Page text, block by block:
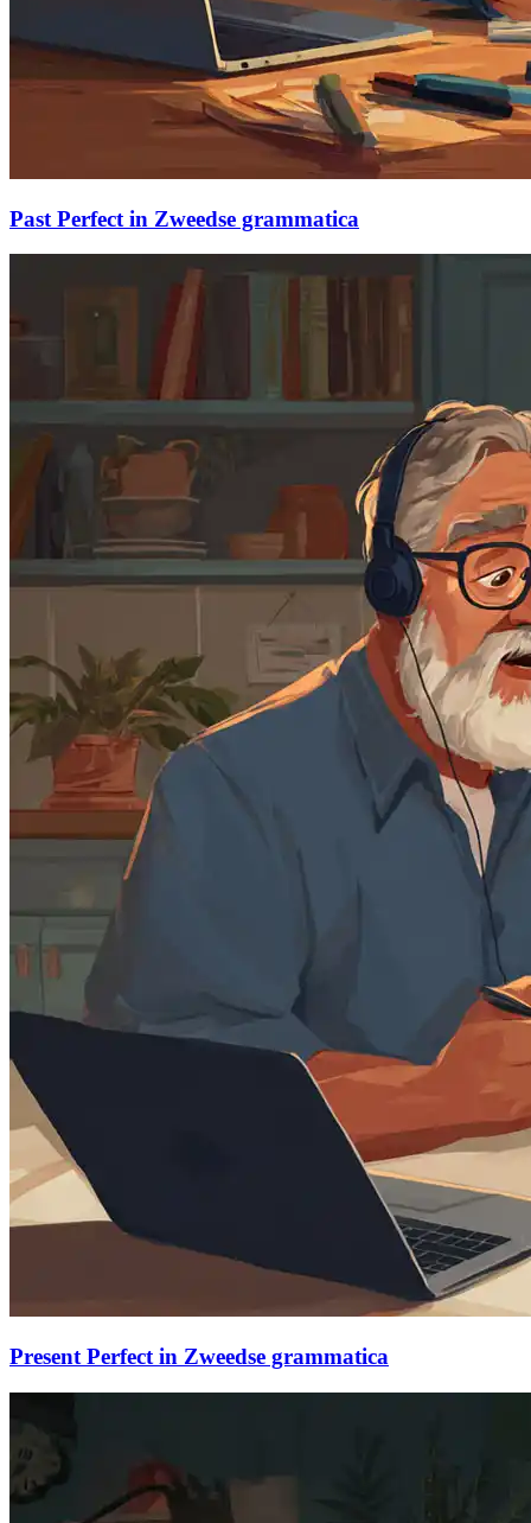
Past Perfect in Zweedse grammatica
Present Perfect in Zweedse grammatica